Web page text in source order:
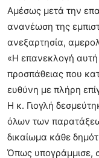
Αμέσως μετά την
ανανέωση της
ανεξαρτησία,
«Η επανεκλογή αυτή
προσπάθειας που
ευθύνη με πλήρη
Η κ. Γιογλή
όλων των
δικαίωμα κάθε
Όπως υπογράμμισε,